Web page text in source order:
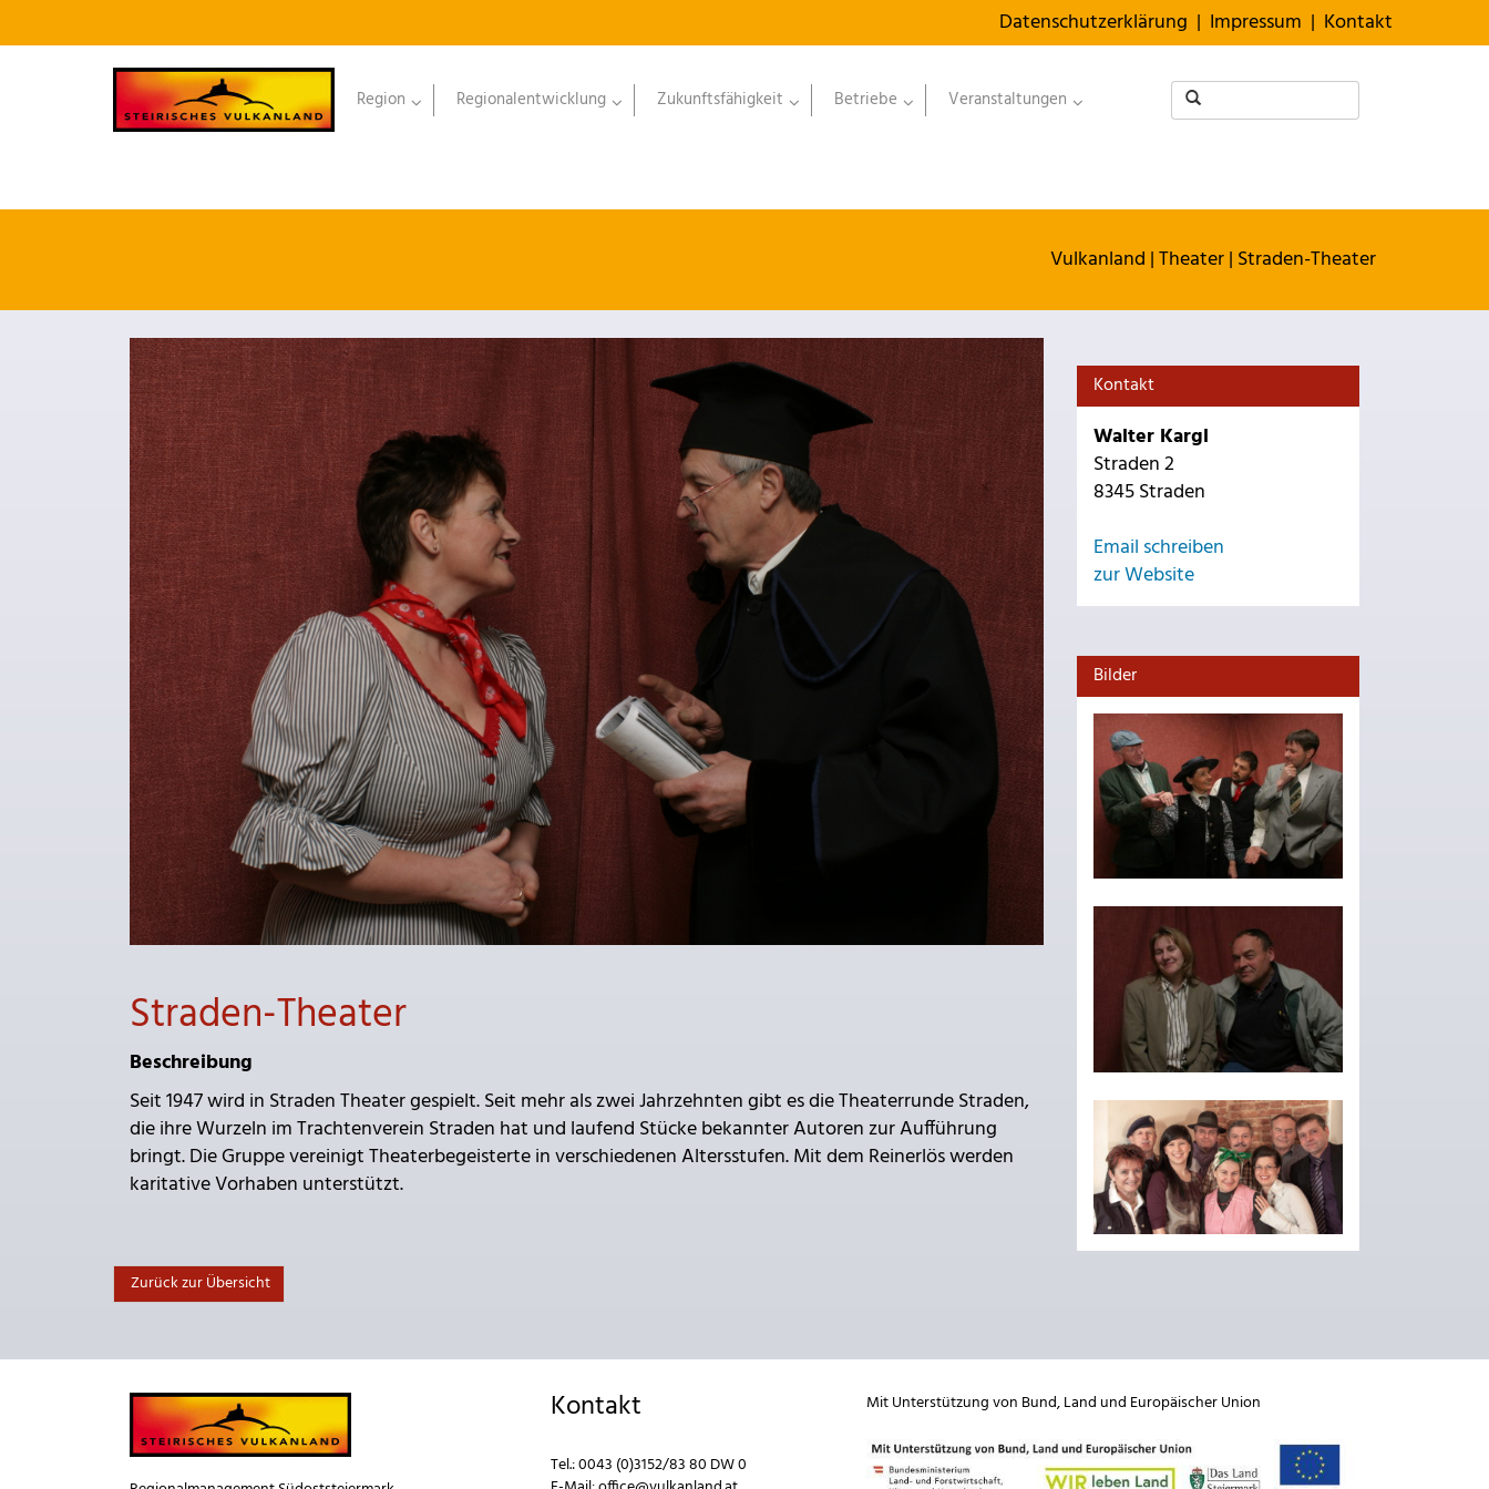
Datenschutzerklärung | Impressum | Kontakt
Region Regionalentwicklung Zukunftsfähigkeit Betriebe Veranstaltungen
Vulkanland |Theater| Straden-Theater
Straden-Theater
Beschreibung
Seit 1947 wird in Straden Theater gespielt. Seit mehr als zwei Jahrzehnten gibt es die Theaterrunde Straden,
die ihre Wurzeln im Trachtenverein Straden hat und laufend Stücke bekannter Autoren zur Aufführung
bringt. Die Gruppe vereinigt Theaterbegeisterte in verschiedenen Altersstufen. Mit dem Reinerlös werden
karitative Vorhaben unterstützt.
Zurück zur Übersicht
Kontakt
Walter Kargl
Straden 2
8345 Straden
Email schreiben
zur Website
Bilder
Kontakt
Tel.:0043 (0)3152/83 80 DW 0
Mit Unterstützung von Bund,Land und Europäischer Union